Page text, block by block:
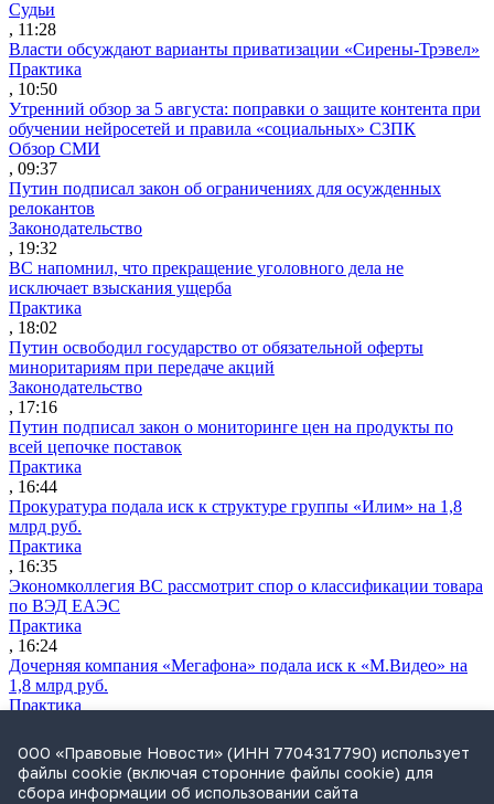
Судьи
, 11:28
Власти обсуждают варианты приватизации «Сирены-Трэвел»
Практика
, 10:50
Утренний обзор за 5 августа: поправки о защите контента при
обучении нейросетей и правила «социальных» СЗПК
Обзор СМИ
, 09:37
Путин подписал закон об ограничениях для осужденных
релокантов
Законодательство
, 19:32
ВС напомнил, что прекращение уголовного дела не
исключает взыскания ущерба
Практика
, 18:02
Путин освободил государство от обязательной оферты
миноритариям при передаче акций
Законодательство
, 17:16
Путин подписал закон о мониторинге цен на продукты по
всей цепочке поставок
Практика
, 16:44
Прокуратура подала иск к структуре группы «Илим» на 1,8
млрд руб.
Практика
, 16:35
Экономколлегия ВС рассмотрит спор о классификации товара
по ВЭД ЕАЭС
Практика
, 16:24
Дочерняя компания «Мегафона» подала иск к «М.Видео» на
1,8 млрд руб.
Практика
СИП проверит отмену патента на систему управления
устройствами после возражений «Яндекса»
Практика
ООО «Правовые Новости» (ИНН 7704317790) использует
файлы cookie (включая сторонние файлы cookie) для
сбора информации об использовании сайта